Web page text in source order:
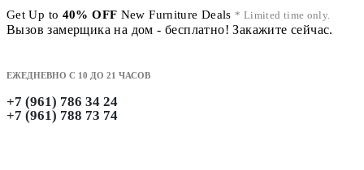
Get Up to 40% OFF New Furniture Deals * Limited time only.
Вызов замерщика на дом - бесплатно! Закажите сейчас.
ЕЖЕДНЕВНО С 10 ДО 21 ЧАСОВ
+7 (961) 786 34 24
+7 (961) 788 73 74